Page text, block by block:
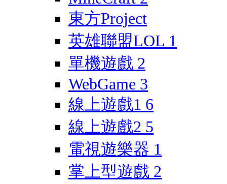
東方Project
英雄聯盟LOL 1
單機遊戲 2
WebGame 3
線上遊戲1 6
線上遊戲2 5
電視遊樂器 1
掌上型遊戲 2